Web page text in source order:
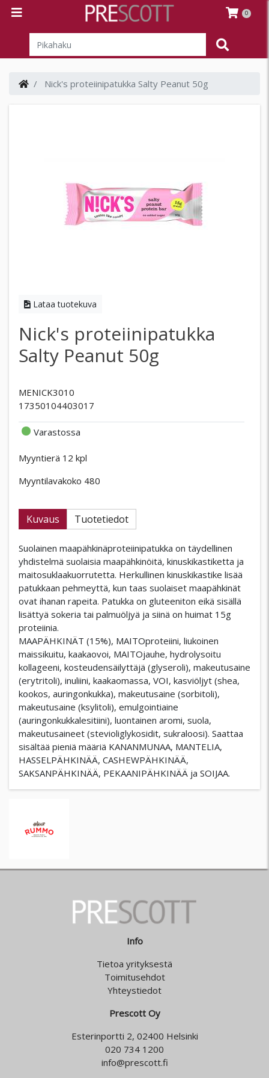
0
Nick's proteiinipatukka Salty Peanut 50g
Lataa tuotekuva
Nick's proteiinipatukka
Salty Peanut 50g
MENICK3010
17350104403017
Varastossa
Myyntierä 12 kpl
Myyntilavakoko 480
Kuvaus Tuotetiedot
Suolainen maapähkinäproteiinipatukka on täydellinen
yhdistelmä suolaisia ​​maapähkinöitä, kinuskikastiketta ja
maitosuklaakuorrutetta. Herkullinen kinuskikastike lisää
patukkaan pehmeyttä, kun taas suolaiset maapähkinät
ovat ihanan rapeita. Patukka on gluteeniton eikä sisällä
lisättyä sokeria tai palmuöljyä ja siinä on huimat 15g
proteiinia.
MAAPÄHKINÄT (15%), MAITOproteiini, liukoinen
maissikuitu, kaakaovoi, MAITOjauhe, hydrolysoitu
kollageeni, kosteudensäilyttäjä (glyseroli), makeutusaine
(erytritoli), inuliini, kaakaomassa, VOI, kasviöljyt (shea,
kookos, auringonkukka), makeutusaine (sorbitoli),
makeutusaine (ksylitoli), emulgointiaine
(auringonkukkalesitiini), luontainen aromi, suola,
makeutusaineet (stevioliglykosidit, sukraloosi). Saattaa
sisältää pieniä määriä KANANMUNAA, MANTELIA,
HASSELPÄHKINÄÄ, CASHEWPÄHKINÄÄ,
SAKSANPÄHKINÄÄ, PEKAANIPÄHKINÄÄ ja SOIJAA.
Info
Tietoa yrityksestä
Toimitusehdot
Yhteystiedot
Prescott Oy
Esterinportti 2, 02400 Helsinki
020 734 1200
info@prescott.fi